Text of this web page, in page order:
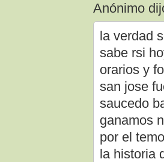
Anónimo
la verdad
sabe rsi
orarios y
san jose
saucedo
ganamos
por el
la historia